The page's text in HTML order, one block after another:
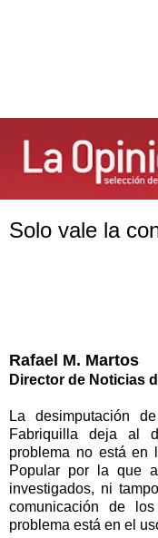
Solo vale la
Rafael M. Martos
Director de Noticias
La desimputación
Fabriquilla deja al
problema no está en
Popular por la que
investigados, ni
comunicación de
problema está en el